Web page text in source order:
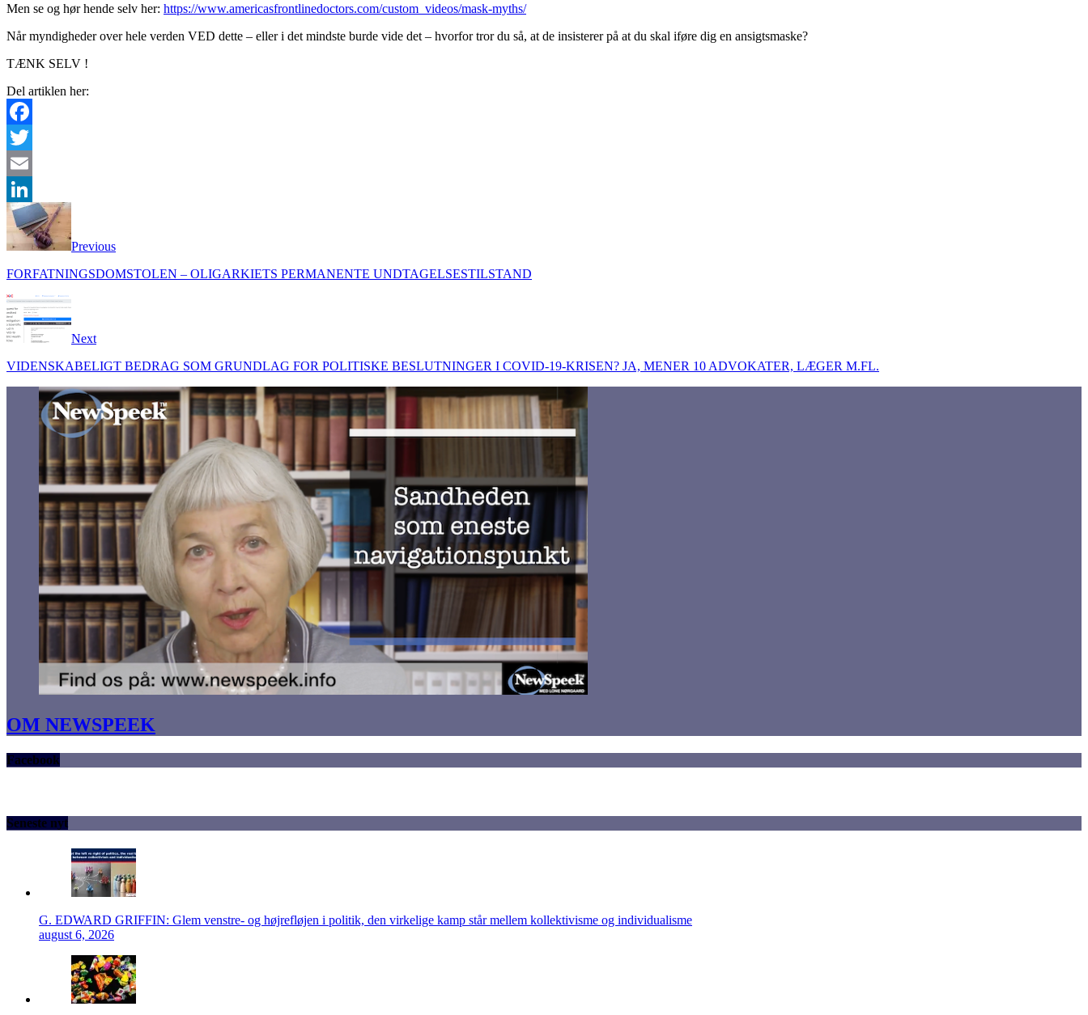
Men se og hør hende selv her: https://www.americasfrontlinedoctors.com/custom_videos/mask-myths/
Når myndigheder over hele verden VED dette – eller i det mindste burde vide det – hvorfor tror du så, at de insisterer på at du skal iføre dig en ansigtsmaske?
TÆNK SELV !
Del artiklen her:
Facebook
Twitter
Email
LinkedIn
Previous
FORFATNINGSDOMSTOLEN – OLIGARKIETS PERMANENTE UNDTAGELSESTILSTAND
Next
VIDENSKABELIGT BEDRAG SOM GRUNDLAG FOR POLITISKE BESLUTNINGER I COVID-19-KRISEN? JA, MENER 10 ADVOKATER, LÆGER M.FL.
OM NEWSPEEK
Facebook
Seneste nyt
G. EDWARD GRIFFIN: Glem venstre- og højrefløjen i politik, den virkelige kamp står mellem kollektivisme og individualisme
august 6, 2026